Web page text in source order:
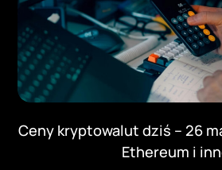
Ceny kryptowalut dziś – 26
Ethereum i